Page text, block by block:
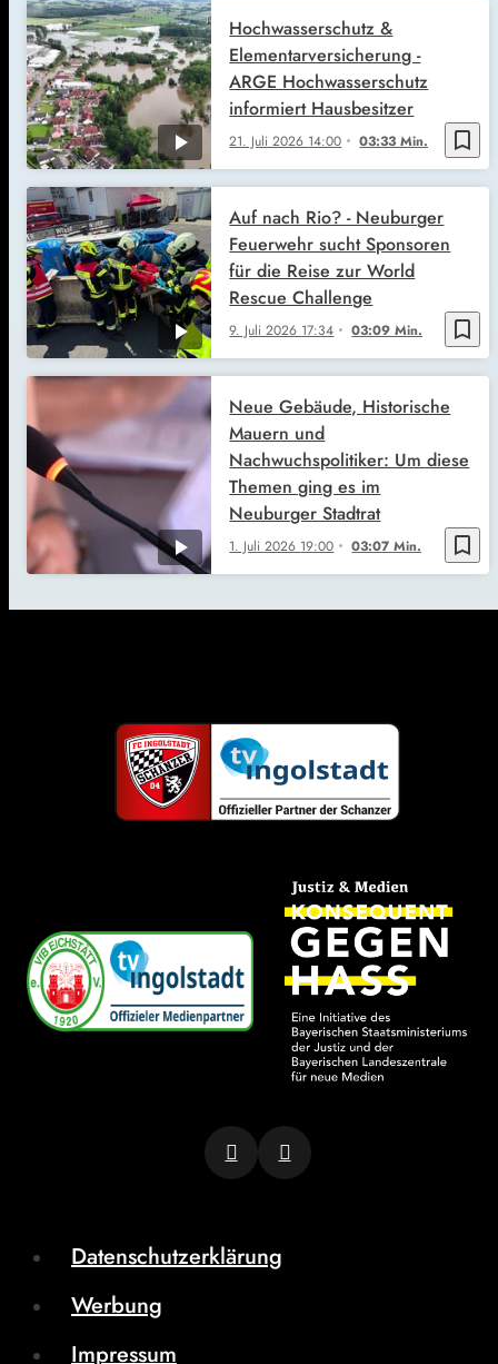
bookmark_border
21. Juli 2026 14:00 03:33 Min.
Hochwasserschutz &
Elementarversicherung -
ARGE Hochwasserschutz
informiert Hausbesitzer
bookmark_border
9. Juli 2026 17:34 03:09 Min.
Auf nach Rio? - Neuburger
Feuerwehr sucht Sponsoren
für die Reise zur World
Rescue Challenge
bookmark_border
1. Juli 2026 19:00 03:07 Min.
Neue Gebäude, Historische
Mauern und
Nachwuchspolitiker: Um diese
Themen ging es im
Neuburger Stadtrat
Datenschutzerklärung
Werbung
Impressum